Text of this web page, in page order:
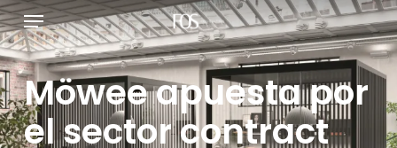
Ir
al
contenido
principal
Menú
Möwee apuesta por
el sector contract